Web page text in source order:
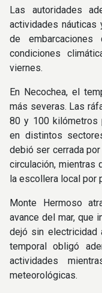
Las autoridades
actividades náuticas
de
condiciones
viernes.
En Necochea, el
más severas. Las
80 y 100 kilómetros
en distintos
debió ser cerrada
circulación, mientras
la escollera local por
Monte Hermoso
avance del mar, que
dejó sin electricidad
temporal obligó
actividades
meteorológicas.